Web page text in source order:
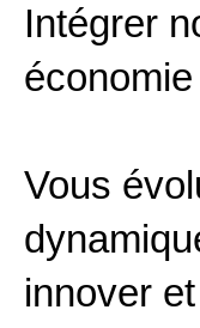
Intégrer
Vous
innover